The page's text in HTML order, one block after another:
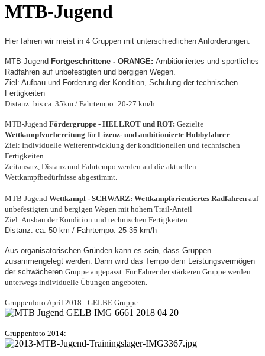
MTB-Jugend
Hier fahren wir meist in 4 Gruppen mit unterschiedlichen Anforderungen:
MTB-Jugend Fortgeschrittene - ORANGE: Ambitioniertes und sportliches
Radfahren auf unbefestigten und bergigen Wegen.
Ziel: Aufbau und Förderung der Kondition, Schulung der technischen
Fertigkeiten
Distanz: bis ca. 35km / Fahrtempo: 20-27 km/h
MTB-Jugend Fördergruppe - HELLROT und ROT: Gezielte
Wettkampfvorbereitung fürLizenz- und ambitionierte Hobbyfahrer
Ziel: Individuelle Weiterentwicklung der konditionellen und technischen
Fertigkeiten.
Zeitansatz, Distanz und Fahrtempo werden auf die aktuellen
Wettkampfbedürfnisse abgestimmt.
MTB-Jugend Wettkampf - SCHWARZ: Wettkampforientiertes Radfahren auf
unbefestigten und bergigen Wegen mit hohem Trail-Anteil
Ziel: Ausbau der Kondition und technischen Fertigkeiten
Distanz: ca. 50 km / Fahrtempo: 25-35 km/h
Aus organisatorischen Gründen kann es sein, dass Gruppen
zusammengelegt werden. Dann wird das Tempo dem Leistungsvermögen
der schwächeren Gruppe angepasst. Für Fahrer der stärkeren Gruppe werden
unterwegs individuelle Übungen angeboten.
Gruppenfoto April 2018 - GELBE Gruppe:
Gruppenfoto 2014: